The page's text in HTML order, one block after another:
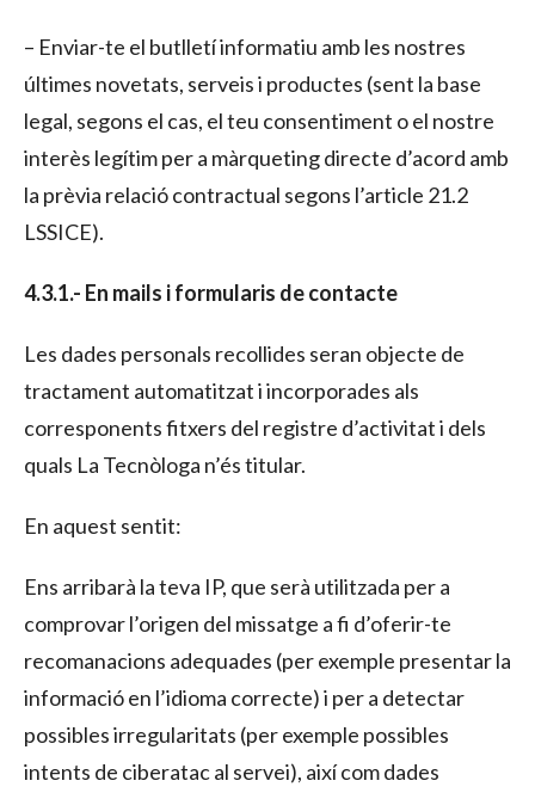
– Enviar-te el butlletí informatiu amb les nostres
últimes novetats, serveis i productes (sent la base
legal, segons el cas, el teu consentiment o el nostre
interès legítim per a màrqueting directe d’acord amb
la prèvia relació contractual segons l’article 21.2
LSSICE).
4.3.1.- En mails i formularis de contacte
Les dades personals recollides seran objecte de
tractament automatitzat i incorporades als
corresponents fitxers del registre d’activitat i dels
quals La Tecnòloga n’és titular.
En aquest sentit:
Ens arribarà la teva IP, que serà utilitzada per a
comprovar l’origen del missatge a fi d’oferir-te
recomanacions adequades (per exemple presentar la
informació en l’idioma correcte) i per a detectar
possibles irregularitats (per exemple possibles
intents de ciberatac al servei), així com dades